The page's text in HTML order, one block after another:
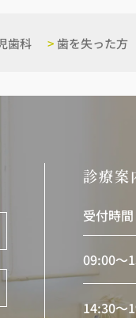
歯科 >歯を失った方
診療案
受付時間
09:00〜
14:30〜